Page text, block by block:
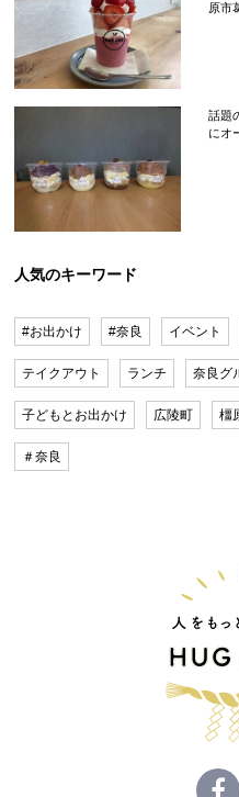
原市
話題
にオ
人気のキーワード
#お出かけ #奈良 イベント
テイクアウト ランチ 奈良グ
子どもとお出かけ 広陵町 橿
＃奈良